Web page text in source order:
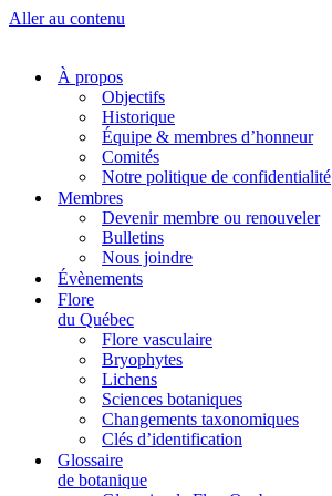
Aller au contenu
À propos
Objectifs
Historique
Équipe & membres d’honneur
Comités
Notre politique de confidentialité
Membres
Devenir membre ou renouveler
Bulletins
Nous joindre
Évènements
Flore
du Québec
Flore vasculaire
Bryophytes
Lichens
Sciences botaniques
Changements taxonomiques
Clés d’identification
Glossaire
de botanique